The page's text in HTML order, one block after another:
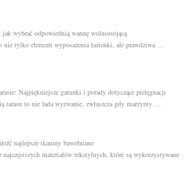
jak wybrać odpowiednią wannę wolnostojącą
nie tylko element wyposażenia łazienki, ale prawdziwa …
Najpiękniejsze gatunki i porady dotyczące pielęgnacji
tarasu to nie lada wyzwanie, zwłaszcza gdy marzymy …
najlepsze tkaniny bawełniane
najczęstszych materiałów tekstylnych, które są wykorzystywane